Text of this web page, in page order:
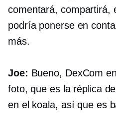
comentará, compartirá,
podría ponerse en
más.
Joe: Bueno, DexCom
foto, que es la réplica
en el koala, así que es